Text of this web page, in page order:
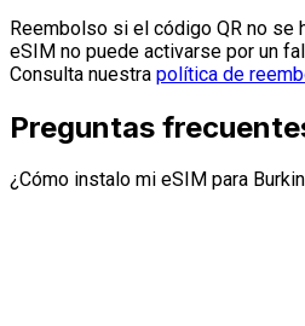
Reembolso si el código QR no se
eSIM no puede activarse por un
Consulta nuestra política de
Preguntas
¿Cómo instalo mi eSIM para